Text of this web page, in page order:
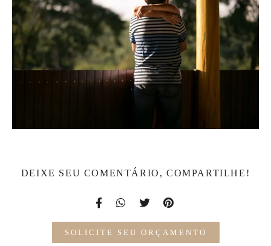
DEIXE SEU COMENTÁRIO, COMPARTILHE!
SOLICITE SEU ORÇAMENTO